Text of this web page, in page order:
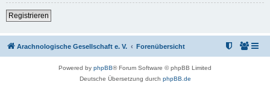
Registrieren
Arachnologische Gesellschaft e. V. Forenübersicht
Powered by phpBB® Forum Software © phpBB Limited
Deutsche Übersetzung durch phpBB.de